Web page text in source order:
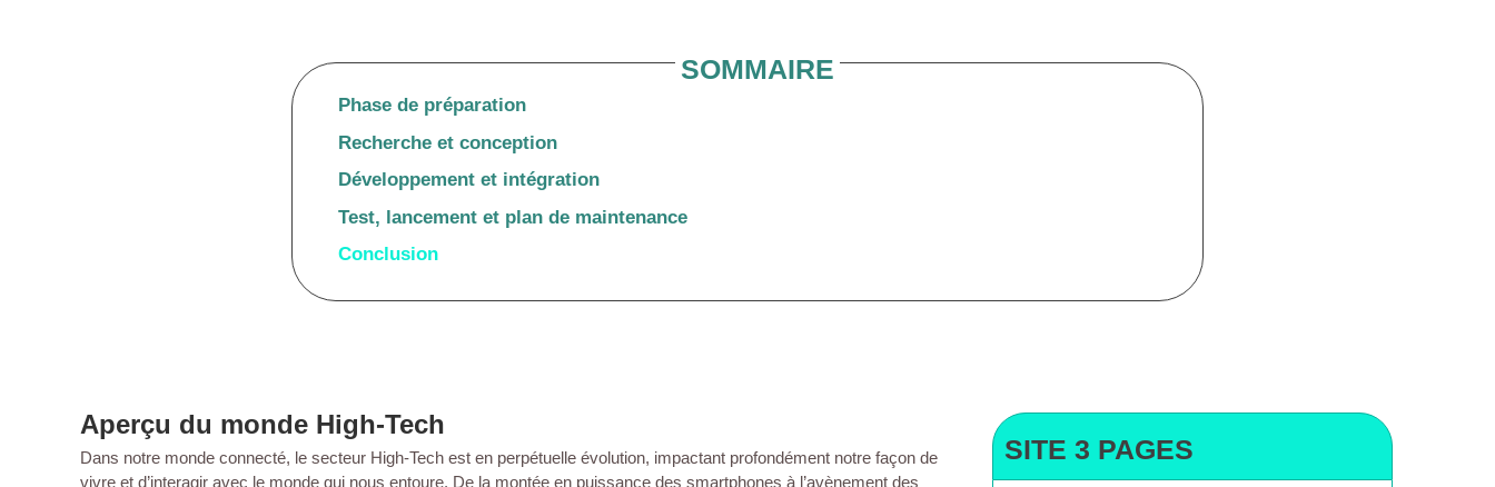
SOMMAIRE
Phase de préparation
Recherche et conception
Développement et intégration
Test, lancement et plan de maintenance
Conclusion
Aperçu du monde High-Tech
Dans notre monde connecté, le secteur High-Tech est en perpétuelle évolution, impactant profondément notre façon de
vivre et d’interagir avec le monde qui nous entoure. De la montée en puissance des smartphones à l’avènement des
SITE 3 PAGES